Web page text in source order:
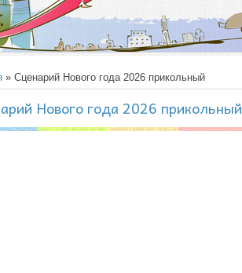
» Сценарий Нового года 2026 прикольный
Нового года 2026 прикольный